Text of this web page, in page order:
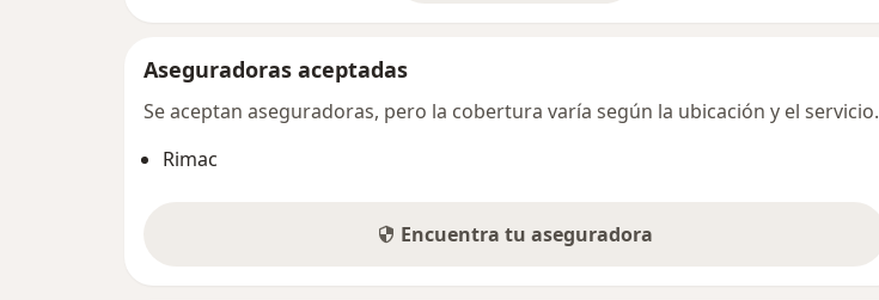
Aseguradoras aceptadas
Se aceptan aseguradoras, pero la cobertura varía según la ubicación y el servicio.
Rimac
Encuentra tu aseguradora